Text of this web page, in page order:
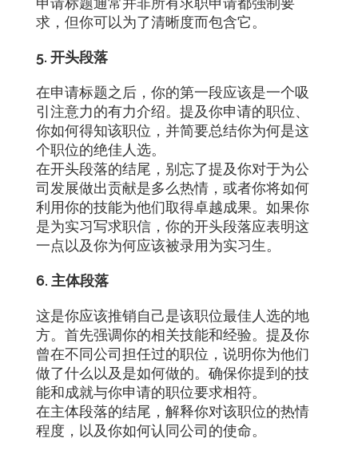
求，但你可以为了清晰度而包含它。
5. 开头段落
在申请标题之后，你的第一段应该是一个吸
引注意力的有力介绍。提及你申请的职位、
你如何得知该职位，并简要总结你为何是这
个职位的绝佳人选。
在开头段落的结尾，别忘了提及你对于为公
司发展做出贡献是多么热情，或者你将如何
利用你的技能为他们取得卓越成果。如果你
是为实习写求职信，你的开头段落应表明这
一点以及你为何应该被录用为实习生。
6. 主体段落
这是你应该推销自己是该职位最佳人选的地
方。首先强调你的相关技能和经验。提及你
曾在不同公司担任过的职位，说明你为他们
做了什么以及是如何做的。确保你提到的技
能和成就与你申请的职位要求相符。
在主体段落的结尾，解释你对该职位的热情
程度，以及你如何认同公司的使命。